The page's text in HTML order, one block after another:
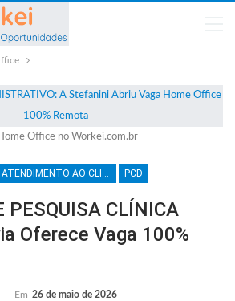
Office no Workei.com.br
ATENDIMENTO AO CLIENTE PCD
PESQUISA CLÍNICA
Oferece Vaga 100%
Em 26 de maio de 2026